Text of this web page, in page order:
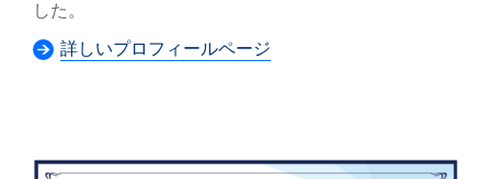
した。
詳しいプロフィールページ